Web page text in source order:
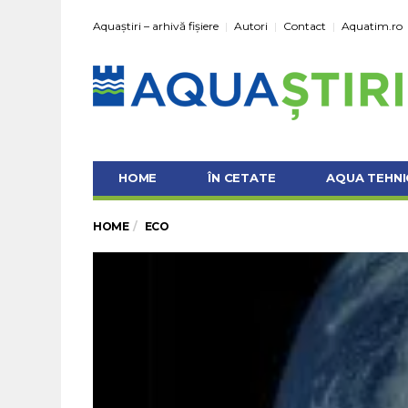
Aquaștiri – arhivă fișiere Autori Contact Aquatim.ro
HOME ÎN CETATE AQUA
HOME ECO